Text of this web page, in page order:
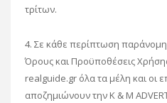
τρίτων.
4. Σε κάθε περίπτωση
Όρους και Προϋποθέσεις
realguide.gr όλα τα μέλη και οι
αποζημιώνουν την K & M